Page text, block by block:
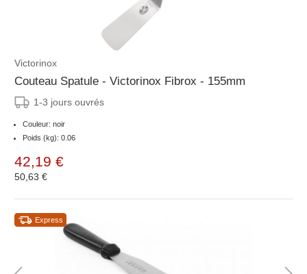
Victorinox
Couteau Spatule - Victorinox Fibrox - 155mm
1-3 jours ouvrés
Couleur: noir
Poids (kg): 0.06
42,19 €
50,63 €
Express